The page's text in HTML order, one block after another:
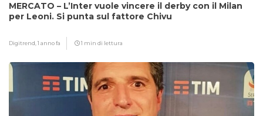
MERCATO – L’Inter vuole vincere il derby con il Milan
per Leoni. Si punta sul fattore Chivu
Digitrend,1 anno fa 1 min di lettura